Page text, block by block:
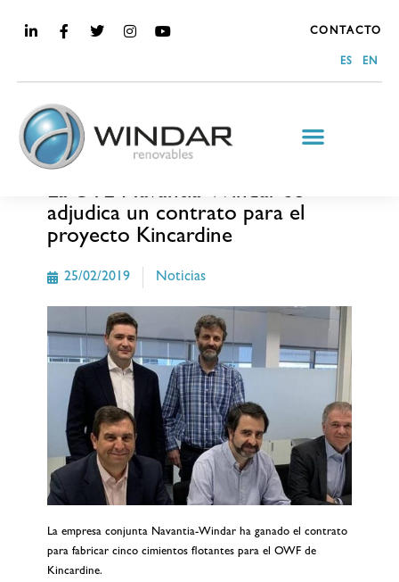
CONTACTO
ES EN
MEDIA
La UTE Navantia-Windar se
adjudica un contrato para el
proyecto Kincardine
25/02/2019 Noticias
La empresa conjunta Navantia-Windar ha ganado el contrato
para fabricar cinco cimientos flotantes para el OWF de
Kincardine.